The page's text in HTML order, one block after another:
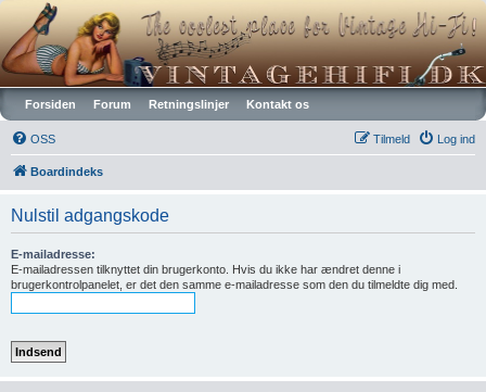
Vintagehifi.dk
Forsiden Forum Retningslinjer Kontakt os
OSS Log ind
Tilmeld
Boardindeks
Nulstil adgangskode
E-mailadresse:
E-mailadressen tilknyttet din brugerkonto. Hvis du ikke har ændret denne i
brugerkontrolpanelet, er det den samme e-mailadresse som den du tilmeldte dig med.